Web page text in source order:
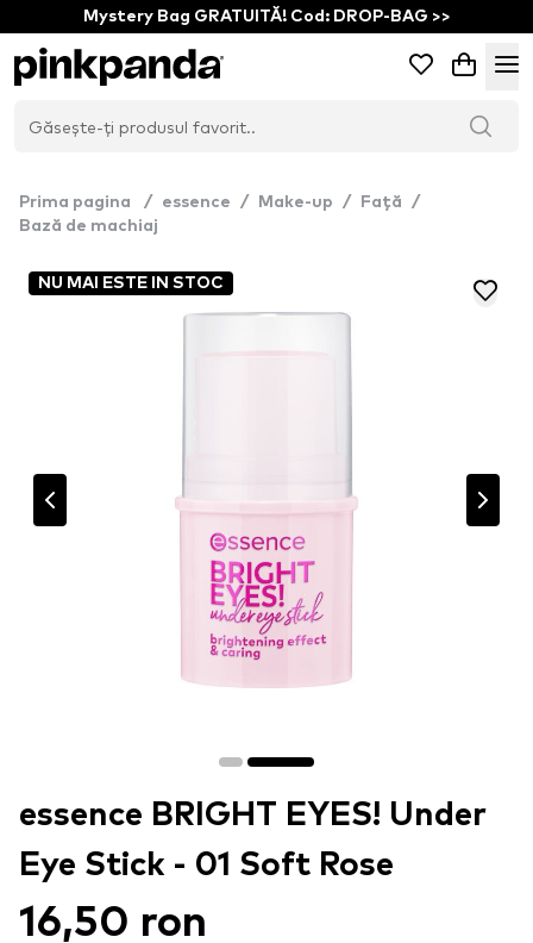
Mystery Bag GRATUITĂ! Cod: DROP-BAG >>
Prima pagina / essence / Make-up / Față
/
Bază de machiaj
NU MAI ESTE IN STOC
essence BRIGHT EYES! Under
Eye Stick - 01 Soft Rose
16,50 ron